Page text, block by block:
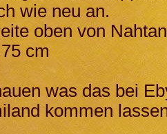
wie neu an.
oben von
cm
was das bei
kommen